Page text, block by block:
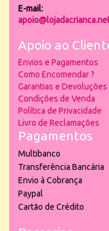
E-mail:
Apoio ao
Envios e Pagamentos
Como Encomendar ?
Garantias e Devoluções
Condições de Venda
Política de Privacidade
Livro de Reclamações
Pagamentos
Multibanco
Transferência Bancária
Envio à Cobrança
Paypal
Cartão de Crédito